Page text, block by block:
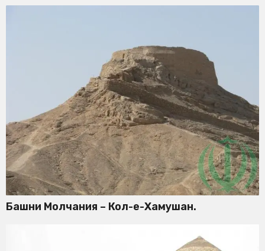
Башни Молчания – Кол-е-Хамушан.